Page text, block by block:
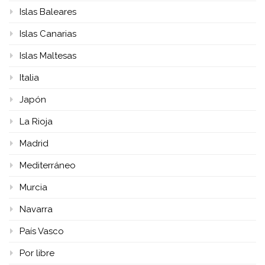
Islas Baleares
Islas Canarias
Islas Maltesas
Italia
Japón
La Rioja
Madrid
Mediterráneo
Murcia
Navarra
País Vasco
Por libre